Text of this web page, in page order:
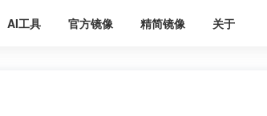
AI工具 官方镜像 精简镜像 关于